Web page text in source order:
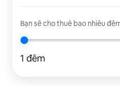
Bạn sẽ cho thuê bao nhiêu
1 đêm